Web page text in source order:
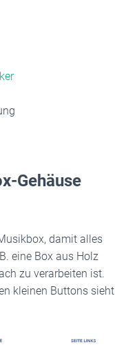
Gehäuse
damit alles
eine Box aus Holz
zu verarbeiten ist.
kleinen Buttons sieht